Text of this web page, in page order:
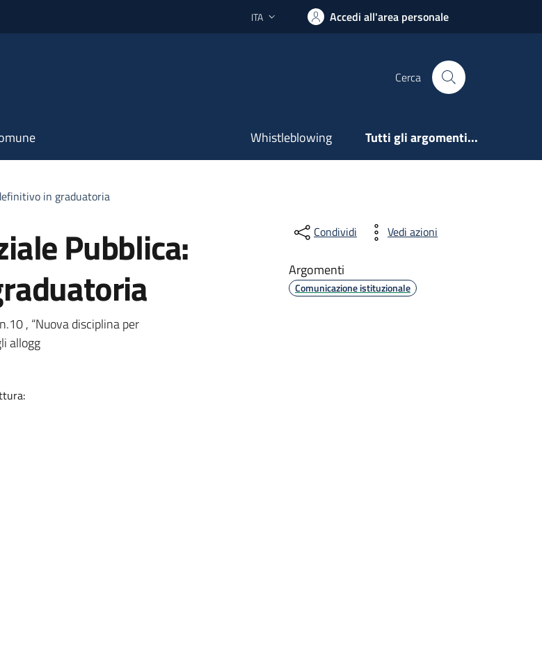
Lingua attiva:
ITA Accedi all'area personale
Cerca
Whistleblowing Tutti gli argomenti...
in graduatoria
Pubblica:
, “Nuova disciplina per
allogg
Condividi Vedi azioni
Argomenti
Comunicazione istituzionale